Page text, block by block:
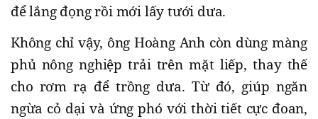
để lắng đọng rồi mới lấy tưới dưa.
Không chỉ vậy, ông Hoàng Anh còn dùng màng
phủ nông nghiệp trải trên mặt liếp, thay thế
cho rơm rạ để trồng dưa. Từ đó, giúp ngăn
ngừa cỏ dại và ứng phó với thời tiết cực đoan,